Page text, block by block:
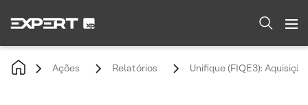
Ações Relatórios Unifique (FIQE3):